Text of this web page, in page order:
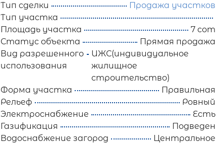
Тип сделки
Продажа участков
Тип участка
Площадь участка
7 сот
Статус объекта
Прямая продажа
Вид разрешенного
использования
ИЖС(индивидуальное
жилищное
строительство)
Форма участка
Правильная
Рельеф
Ровный
Электроснабжение
Есть
Газификация
Подведен
Водоснабжение загород
Центральное